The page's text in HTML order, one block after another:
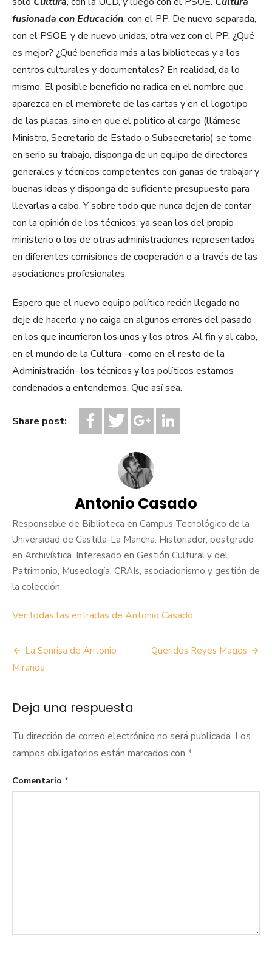
fusionada con Educación, con el PP. De nuevo separada,
con el PSOE, y de nuevo unidas, otra vez con el PP. ¿Qué
es mejor? ¿Qué beneficia más a las bibliotecas y a los
centros culturales y documentales? En realidad, da lo
mismo. El posible beneficio no radica en el nombre que
aparezca en el membrete de las cartas y en el logotipo
de las placas, sino en que el político al cargo (llámese
Ministro, Secretario de Estado o Subsecretario) se tome
en serio su trabajo, disponga de un equipo de directores
generales y técnicos competentes con ganas de trabajar y
buenas ideas y disponga de suficiente presupuesto para
llevarlas a cabo. Y sobre todo que nunca dejen de contar
con la opinión de los técnicos, ya sean los del propio
ministerio o los de otras administraciones, representados
en diferentes comisiones de cooperación o a través de las
asociaciones profesionales.
Espero que el nuevo equipo político recién llegado no
deje de hacerlo y no caiga en algunos errores del pasado
en los que incurrieron los unos y los otros. Al fin y al cabo,
en el mundo de la Cultura –como en el resto de la
Administración- los técnicos y los políticos estamos
condenados a entendernos. Que así sea.
Share post:
Antonio Casado
Responsable de Biblioteca en Campus Tecnológico de la
Universidad de Castilla-La Mancha. Historiador, postgrado
en Archivística. Interesado en Gestión Cultural y del
Patrimonio, Museología, CRAIs, asociacionismo y gestión de
la colección.
Ver todas las entradas de Antonio Casado
Navegación
de
La Sonrisa de Antonio
Miranda
Queridos Reyes Magos
Deja una respuesta
Tu dirección de correo electrónico no será publicada. Los
campos obligatorios están marcados con *
Comentario *